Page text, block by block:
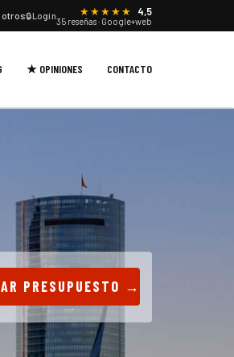
🔒Login ★★★★★ 4,5
35 reseñas · Google+web
★ OPINIONES CONTACTO
PRESUPUESTO →